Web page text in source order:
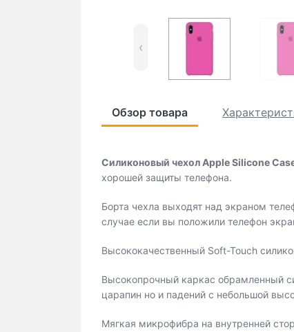
‹
Обзор товара
Силиконовый чехол Apple Silicone
хорошей защиты телефона.
Борта чехла выходят над экраном
случае если вы положили телефон
Высококачественный Soft-Touch
Высокопрочный каркас обрамленный
царапин но и падений с небольшой
Мягкая микрофибра на внутренней